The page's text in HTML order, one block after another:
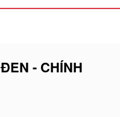
- CHÍNH